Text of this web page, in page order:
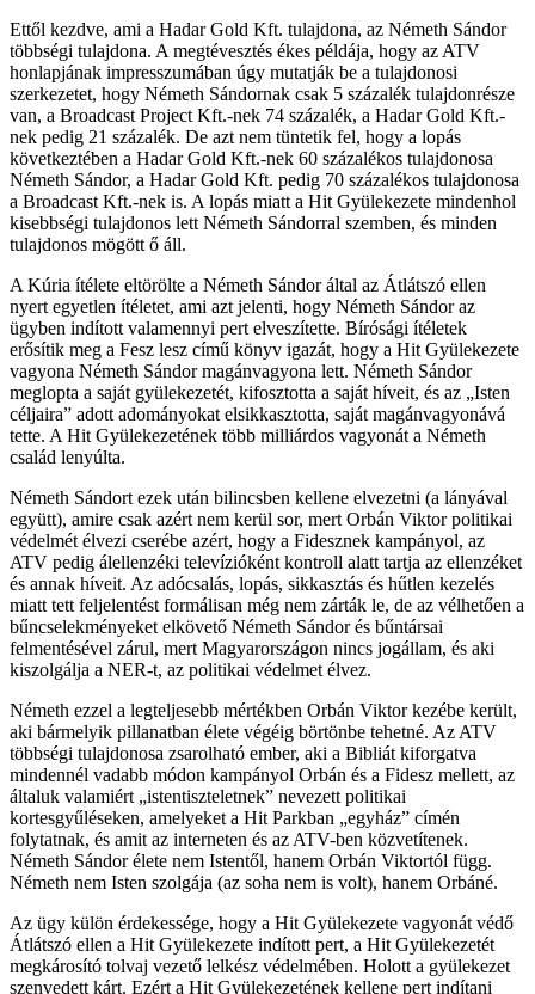
Ettől kezdve, ami a Hadar Gold Kft. tulajdona, az Németh Sándor
többségi tulajdona. A megtévesztés ékes példája, hogy az ATV
honlapjának impresszumában úgy mutatják be a tulajdonosi
szerkezetet, hogy Németh Sándornak csak 5 százalék tulajdonrésze
van, a Broadcast Project Kft.-nek 74 százalék, a Hadar Gold Kft.-
nek pedig 21 százalék. De azt nem tüntetik fel, hogy a lopás
következtében a Hadar Gold Kft.-nek 60 százalékos tulajdonosa
Németh Sándor, a Hadar Gold Kft. pedig 70 százalékos tulajdonosa
a Broadcast Kft.-nek is. A lopás miatt a Hit Gyülekezete mindenhol
kisebbségi tulajdonos lett Németh Sándorral szemben, és minden
tulajdonos mögött ő áll.
A Kúria ítélete eltörölte a Németh Sándor által az Átlátszó ellen
nyert egyetlen ítéletet, ami azt jelenti, hogy Németh Sándor az
ügyben indított valamennyi pert elveszítette. Bírósági ítéletek
erősítik meg a Fesz lesz című könyv igazát, hogy a Hit Gyülekezete
vagyona Németh Sándor magánvagyona lett. Németh Sándor
meglopta a saját gyülekezetét, kifosztotta a saját híveit, és az „Isten
céljaira” adott adományokat elsikkasztotta, saját magánvagyonává
tette. A Hit Gyülekezetének több milliárdos vagyonát a Németh
család lenyúlta.
Németh Sándort ezek után bilincsben kellene elvezetni (a lányával
együtt), amire csak azért nem kerül sor, mert Orbán Viktor politikai
védelmét élvezi cserébe azért, hogy a Fidesznek kampányol, az
ATV pedig álellenzéki televízióként kontroll alatt tartja az ellenzéket
és annak híveit. Az adócsalás, lopás, sikkasztás és hűtlen kezelés
miatt tett feljelentést formálisan még nem zárták le, de az vélhetően a
bűncselekményeket elkövető Németh Sándor és bűntársai
felmentésével zárul, mert Magyarországon nincs jogállam, és aki
kiszolgálja a NER-t, az politikai védelmet élvez.
Németh ezzel a legteljesebb mértékben Orbán Viktor kezébe került,
aki bármelyik pillanatban élete végéig börtönbe tehetné. Az ATV
többségi tulajdonosa zsarolható ember, aki a Bibliát kiforgatva
mindennél vadabb módon kampányol Orbán és a Fidesz mellett, az
általuk valamiért „istentiszteletnek” nevezett politikai
kortesgyűléseken, amelyeket a Hit Parkban „egyház” címén
folytatnak, és amit az interneten és az ATV-ben közvetítenek.
Németh Sándor élete nem Istentől, hanem Orbán Viktortól függ.
Németh nem Isten szolgája (az soha nem is volt), hanem Orbáné.
Az ügy külön érdekessége, hogy a Hit Gyülekezete vagyonát védő
Átlátszó ellen a Hit Gyülekezete indított pert, a Hit Gyülekezetét
megkárosító tolvaj vezető lelkész védelmében. Holott a gyülekezet
szenvedett kárt. Ezért a Hit Gyülekezetének kellene pert indítani